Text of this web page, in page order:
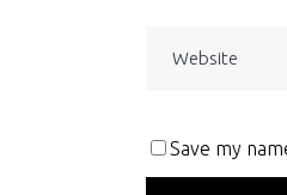
Save my